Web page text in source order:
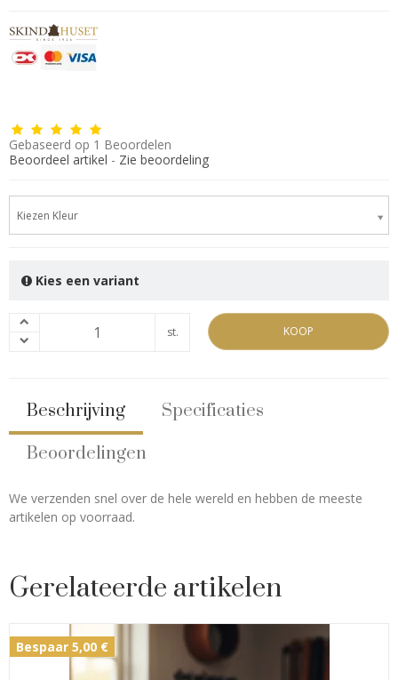
Gebaseerd op 1 Beoordelen
Beoordeel artikel - Zie beoordeling
Kiezen Kleur
Kies een variant
st. KOOP
Beschrijving
Specificaties
Beoordelingen
We verzenden snel over de hele wereld en hebben de meeste
artikelen op voorraad.
Gerelateerde artikelen
Bespaar 5,00 €